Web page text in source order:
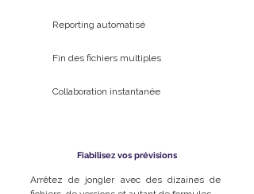
Reporting automatisé
Fin des fichiers multiples
Collaboration instantanée
Fiabilisez vos prévisions
Arrêtez de jongler avec des dizaines de